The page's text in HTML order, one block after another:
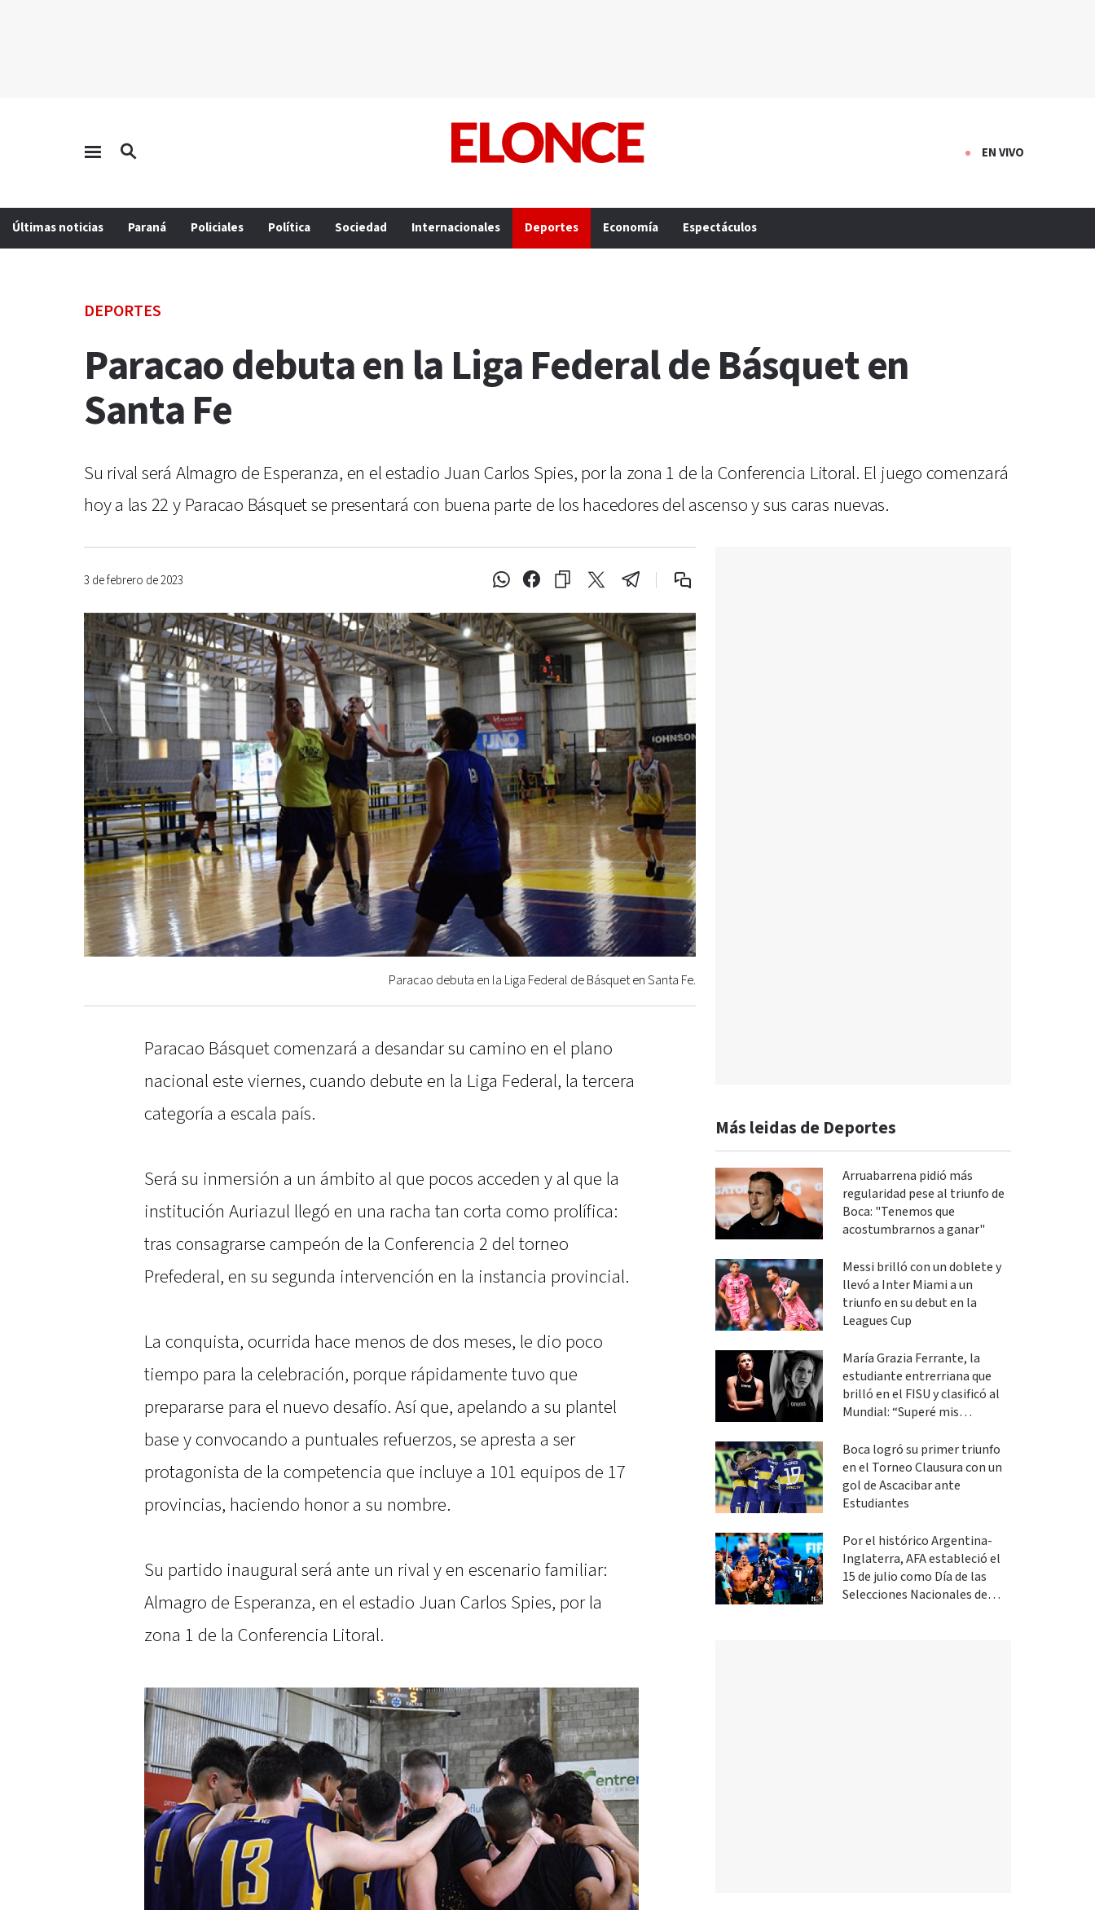
EN VIVO
Últimas noticias Paraná Policiales Política Sociedad Internacionales Deportes Economía Espectáculos
DEPORTES
Paracao debuta en la Liga Federal de Básquet en
Santa Fe
Su rival será Almagro de Esperanza, en el estadio Juan Carlos Spies, por la zona 1 de la Conferencia Litoral. El juego comenzará
hoy a las 22 y Paracao Básquet se presentará con buena parte de los hacedores del ascenso y sus caras nuevas.
3 de febrero de 2023
Paracao debuta en la Liga Federal de Básquet en Santa Fe.
Paracao Básquet comenzará a desandar su camino en el plano
nacional este viernes, cuando debute en la Liga Federal, la tercera
categoría a escala país.
Será su inmersión a un ámbito al que pocos acceden y al que la
institución Auriazul llegó en una racha tan corta como prolífica:
tras consagrarse campeón de la Conferencia 2 del torneo
Prefederal, en su segunda intervención en la instancia provincial.
La conquista, ocurrida hace menos de dos meses, le dio poco
tiempo para la celebración, porque rápidamente tuvo que
prepararse para el nuevo desafío. Así que, apelando a su plantel
base y convocando a puntuales refuerzos, se apresta a ser
protagonista de la competencia que incluye a 101 equipos de 17
provincias, haciendo honor a su nombre.
Su partido inaugural será ante un rival y en escenario familiar:
Almagro de Esperanza, en el estadio Juan Carlos Spies, por la
zona 1 de la Conferencia Litoral.
Más leidas de Deportes
Arruabarrena pidió más
regularidad pese al triunfo de
Boca: "Tenemos que
acostumbrarnos a ganar"
Messi brilló con un doblete y
llevó a Inter Miami a un
triunfo en su debut en la
Leagues Cup
María Grazia Ferrante, la
estudiante entrerriana que
brilló en el FISU y clasificó al
Mundial: “Superé mis
Boca logró su primer triunfo
en el Torneo Clausura con un
gol de Ascacibar ante
Estudiantes
Por el histórico Argentina-
Inglaterra, AFA estableció el
15 de julio como Día de las
Selecciones Nacionales de